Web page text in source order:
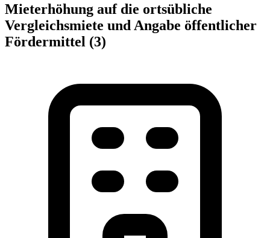
Mieterhöhung auf die ortsübliche
Vergleichsmiete und Angabe öffentlicher
Fördermittel (3)